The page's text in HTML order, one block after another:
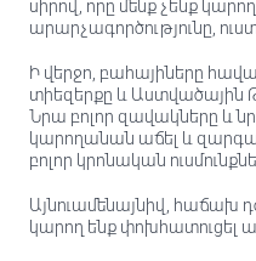
սիրով, որը մենք չենք
արարչագործությունը,
Ի վերջո, բահայիները
տիեզերքը և Աստվածային
Նրա բոլոր զավակները և
կարողանան աճել և
բոլոր կրոնական
Այնուամենայնիվ, հաճախ
կարող ենք փոխհատուցել